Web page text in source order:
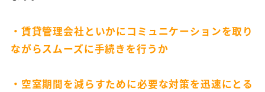
・ 賃貸管理会社といかにコミュニケーションを取り
ながらスムーズに手続きを行うか
・ 空室期間を減らすために必要な対策を迅速にとる